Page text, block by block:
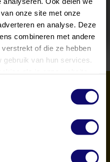
onze site met onze
en analyse. Deze
combineren met andere
of die ze hebben
gebruik van hun services.
bericht